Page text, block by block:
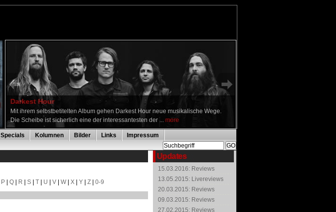
Darkest Hour
Mit ihrem selbstbetitelten Album gehen Darkest Hour neue musikalische Wege.
Die Scheibe ist sicherlich eine der interessantesten der ... more
Specials Kolumnen Bilder Links Impressum
Updates
15.03.2016: Reviews
13.05.2015: Livereviews
20.03.2015: Reviews
09.03.2015: Reviews
27.02.2015: Reviews
P |Q R |S |T U |V |W |X |Y |Z |0-9